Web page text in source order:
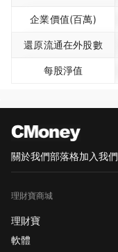
企業價值(百萬)
還原流通在外股數
每股淨值
關於我們部落格加入我們
理財寶商城
理財寶
軟體